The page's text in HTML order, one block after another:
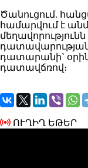
Ծանուցում.
համարվում է
դատարանի`
դատավճռով։
ՈՒՂԻՂ ԵԹԵՐ